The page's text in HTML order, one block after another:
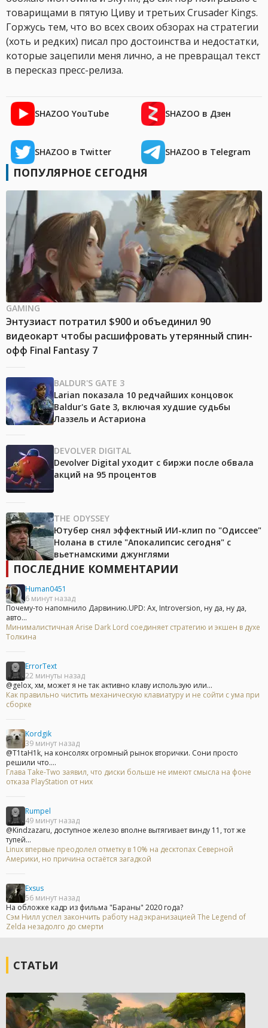
товарищами в пятую Циву и третьих Crusader Kings.
Горжусь тем, что во всех своих обзорах на стратегии
(хоть и редких) писал про достоинства и недостатки,
которые зацепили меня лично, а не превращал текст
в пересказ пресс-релиза.
SHAZOO YouTube SHAZOO в Дзен
SHAZOO в Twitter SHAZOO в Telegram
ПОПУЛЯРНОЕ СЕГОДНЯ
GAMING
Энтузиаст потратил $900 и объединил 90
видеокарт чтобы расшифровать утерянный спин-
офф Final Fantasy 7
BALDUR'S GATE 3
Larian показала 10 редчайших концовок
Baldur's Gate 3, включая худшие судьбы
Лаэзель и Астариона
DEVOLVER DIGITAL
Devolver Digital уходит с биржи после обвала
акций на 95 процентов
THE ODYSSEY
Ютубер снял эффектный ИИ-клип по "Одиссее"
Нолана в стиле "Апокалипсис сегодня" с
вьетнамскими джунглями
ПОСЛЕДНИЕ КОММЕНТАРИИ
Human0451
6 минут назад
Почему-то напомнило Дарвинию.UPD: Ах, Introversion, ну да, ну да,
авто...
Минималистичная Arise Dark Lord соединяет стратегию и экшен в духе
Толкина
ErrorText
22 минуты назад
@gelox, хм, может я не так активно клаву использую или...
Как правильно чистить механическую клавиатуру и не сойти с ума при
сборке
Kordgik
39 минут назад
@T1taH1k, на консолях огромный рынок вторички. Сони просто
решили что....
Глава Take-Two заявил, что диски больше не имеют смысла на фоне
отказа PlayStation от них
Rumpel
49 минут назад
@Kindzazaru, доступное железо вполне вытягивает винду 11, тот же
тупей...
Linux впервые преодолел отметку в 10% на десктопах Северной
Америки, но причина остаётся загадкой
Exsus
56 минут назад
На обложке кадр из фильма "Бараны" 2020 года?
Сэм Нилл успел закончить работу над экранизацией The Legend of
Zelda незадолго до смерти
СТАТЬИ